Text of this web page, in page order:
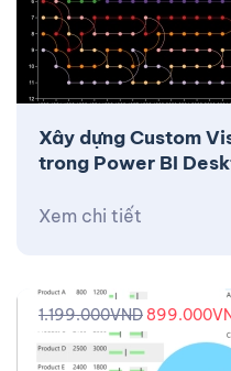
Xây dựng Custom
trong Power BI
Xem chi tiết
1.199.000VND 899.000